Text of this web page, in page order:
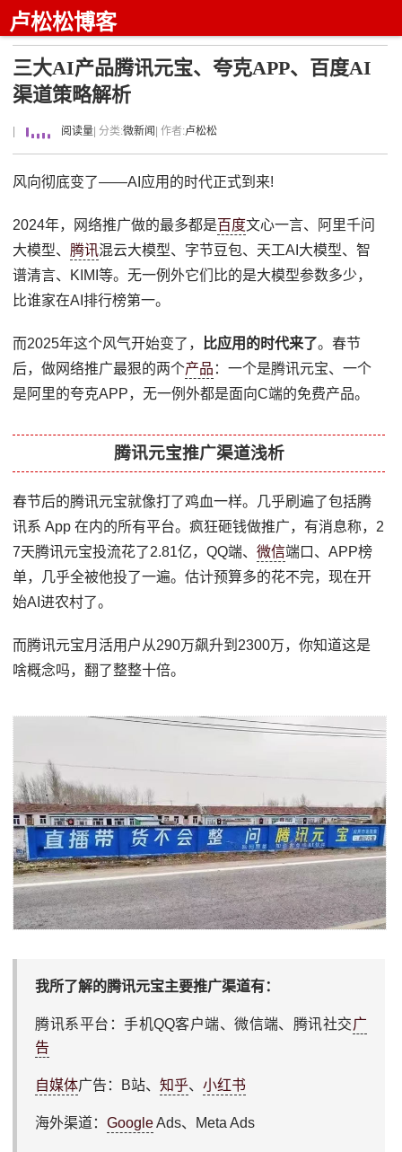
卢松松博客
三大AI产品腾讯元宝、夸克APP、百度AI
渠道策略解析
阅读量 | 分类:微新闻 | 作者:卢松松
风向彻底变了——AI应用的时代正式到来!
2024年，网络推广做的最多都是百度文心一言、阿里千问
大模型、 腾讯混云大模型、字节豆包、天工AI大模型、智
谱清言、KIMI等。无一例外它们比的是大模型参数多少，
比谁家在AI排行榜第一。
而2025年这个风气开始变了， 比应用的时代来了。春节
后，做网络推广最狠的两个产品 ：一个是腾讯元宝、一个
是阿里的夸克APP，无一例外都是面向C端的免费产品。
腾讯元宝推广渠道浅析
春节后的腾讯元宝就像打了鸡血一样。几乎刷遍了包括腾
讯系 App 在内的所有平台。疯狂砸钱做推广，有消息称，2
7天腾讯元宝投流花了2.81亿，QQ端、微信端口、APP榜
单，几乎全被他投了一遍。估计预算多的花不完，现在开
始AI进农村了。
而腾讯元宝月活用户从290万飙升到2300万，你知道这是
啥概念吗，翻了整整十倍。
我所了解的腾讯元宝主要推广渠道有：
腾讯系平台：手机QQ客户端、微信端、腾讯社交广
告
自媒体广告：B站、知乎、小红书
海外渠道：GoogleAds、Meta Ads